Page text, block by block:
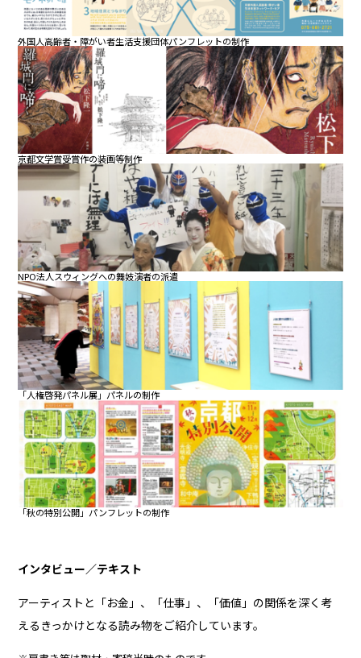
外国人高齢者・障がい者生活支援団体パンフレットの制作
京都文学賞受賞作の装画等制作
NPO法人スウィングへの舞妓演者の派遣
「人権啓発パネル展」パネルの制作
「秋の特別公開」パンフレットの制作
インタビュー／テキスト
アーティストと「お金」、「仕事」、「価値」の関係を深く考
えるきっかけとなる読み物をご紹介しています。